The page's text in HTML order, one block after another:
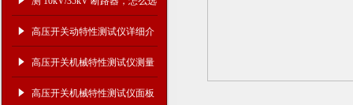
高压开关机械特性测试仪？
高压开关动特性测试仪详细介
绍
高压开关机械特性测试仪测量
术语解析
高压开关机械特性测试仪面板